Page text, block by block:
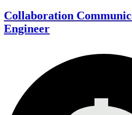
Collaboration
Engineer